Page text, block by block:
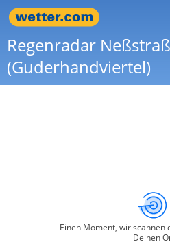
Regenradar
(Guderhandviertel)
Einen Moment, wir scannen
Deinen